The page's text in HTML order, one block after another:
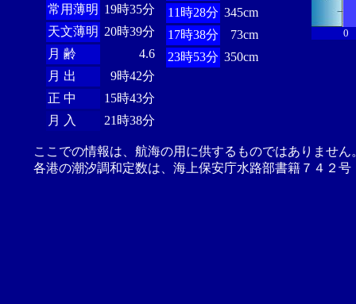
常用薄明 19時35分
天文薄明 20時39分
月 齢
4.6
月 出
9時42分
正 中
15時43分
月 入
21時38分
11時28分 345cm
17時38分
73cm
23時53分 350cm
0
ここでの情報は、航海の用に供するものではありませ
各港の潮汐調和定数は、海上保安庁水路部書籍７４２